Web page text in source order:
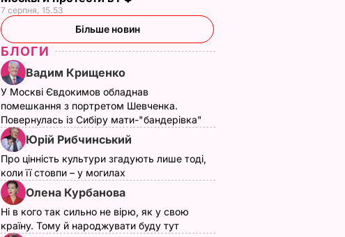
7 серпня, 15.53
Більше новин
БЛОГИ
Вадим Крищенко
У Москві Євдокимов обладнав
помешкання з портретом Шевченка.
Повернулась із Сибіру мати-"бандерівка"
Юрій Рибчинський
Про цінність культури згадують лише тоді,
коли її стовпи – у могилах
Олена Курбанова
Ні в кого так сильно не вірю, як у свою
країну. Тому й народжувати буду тут